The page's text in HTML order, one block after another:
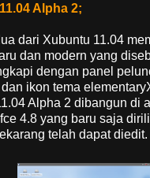
Alpha 2;
dari Xubuntu 11.04
dan modern yang
dengan panel
ikon tema
Alpha 2 dibangun di
4.8 yang baru saja
telah dapat diedit.